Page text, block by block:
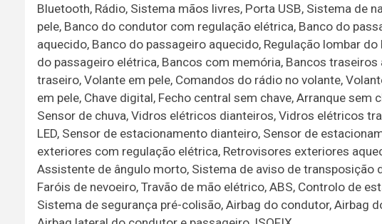
Bluetooth, Rádio, Sistema mãos livres, Porta USB, Sistema de
pele, Banco do condutor com regulação elétrica, Banco do
aquecido, Banco do passageiro aquecido, Regulação lombar
do passageiro elétrica, Bancos com memória, Bancos
traseiro, Volante em pele, Comandos do rádio no volante,
em pele, Chave digital, Fecho central sem chave, Arranque
Sensor de chuva, Vidros elétricos dianteiros, Vidros elétricos
LED, Sensor de estacionamento dianteiro, Sensor de
exteriores com regulação elétrica, Retrovisores exteriores
Assistente de ângulo morto, Sistema de aviso de transposição
Faróis de nevoeiro, Travão de mão elétrico, ABS, Controlo de
Sistema de segurança pré-colisão, Airbag do condutor, Airbag